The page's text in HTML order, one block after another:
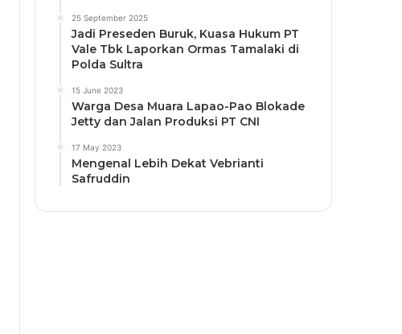
25 September 2025
Jadi Preseden Buruk, Kuasa Hukum PT
Vale Tbk Laporkan Ormas Tamalaki di
Polda Sultra
15 June 2023
Warga Desa Muara Lapao-Pao Blokade
Jetty dan Jalan Produksi PT CNI
17 May 2023
Mengenal Lebih Dekat Vebrianti
Safruddin